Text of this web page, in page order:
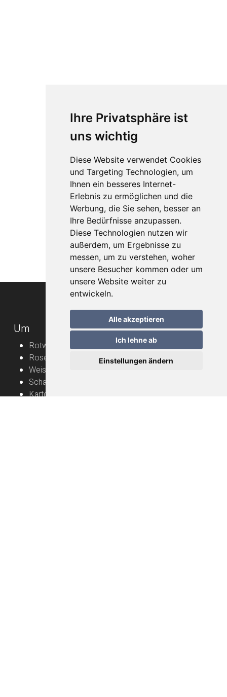
Ihre Privatsphäre ist
uns wichtig
Diese Website verwendet Cookies
und Targeting Technologien, um
Ihnen ein besseres Internet-
Erlebnis zu ermöglichen und die
Werbung, die Sie sehen, besser an
Ihre Bedürfnisse anzupassen.
Diese Technologien nutzen wir
außerdem, um Ergebnisse zu
messen, um zu verstehen, woher
unsere Besucher kommen oder um
unsere Website weiter zu
entwickeln.
Alle akzeptieren
Ich lehne ab
Einstellungen ändern
Um
Rotweine
Roséweine
Weissweine
Schaumweine
Karton